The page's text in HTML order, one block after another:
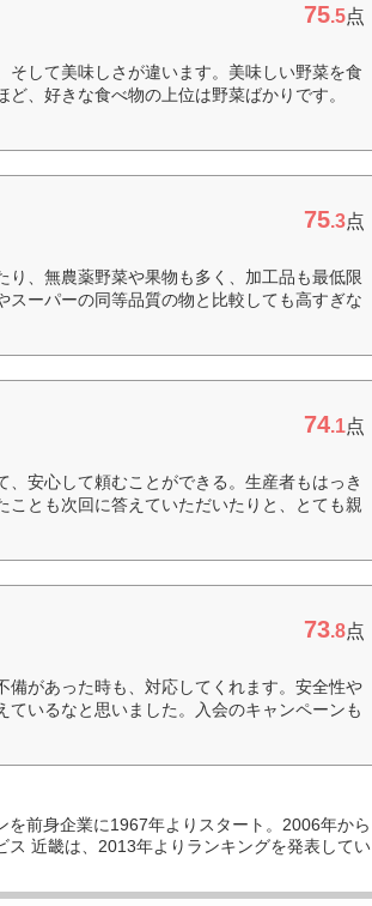
75.5点
して美味しさが違います。美味しい野菜を食
、好きな食べ物の上位は野菜ばかりです。
75.3点
、無農薬野菜や果物も多く、加工品も最低限
ーパーの同等品質の物と比較しても高すぎな
74.1点
安心して頼むことができる。生産者もはっき
ことも次回に答えていただいたりと、とても親
73.8点
があった時も、対応してくれます。安全性や
いるなと思いました。入会のキャンペーンも
前身企業に1967年よりスタート。2006年から
ス 近畿は、2013年よりランキングを発表してい